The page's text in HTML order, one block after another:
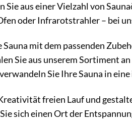
Sie aus einer Vielzahl von
oder Infrarotstrahler – bei
Sauna mit dem passenden
Sie aus unserem Sortiment an
Sie Ihre Sauna in
freien Lauf und
sich einen Ort der